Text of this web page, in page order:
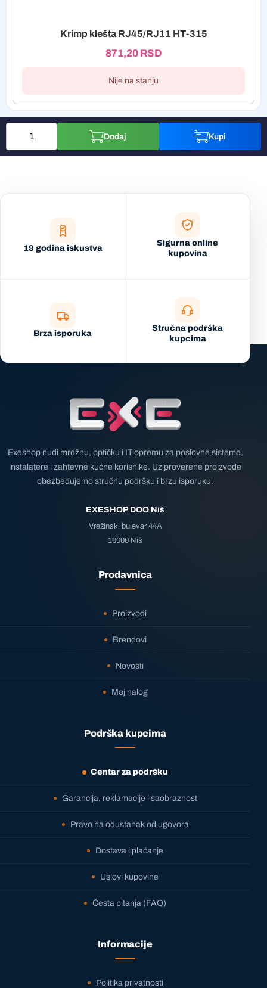
Krimp klešta RJ45/RJ11 HT-315
871,20 RSD
Nije na stanju
Dodaj Kupi
19 godina iskustva
Sigurna online
kupovina
Brza isporuka
Stručna podrška
kupcima
Exeshop nudi mrežnu, optičku i IT opremu za poslovne sisteme,
instalatere i zahtevne kućne korisnike. Uz proverene proizvode
obezbeđujemo stručnu podršku i brzu isporuku.
EXESHOP DOO Niš
Vrežinski bulevar 44A
18000 Niš
Prodavnica
Proizvodi
Brendovi
Novosti
Moj nalog
Podrška kupcima
Centar za podršku
Garancija, reklamacije i saobraznost
Pravo na odustanak od ugovora
Dostava i plaćanje
Uslovi kupovine
Česta pitanja (FAQ)
Informacije
Politika privatnosti